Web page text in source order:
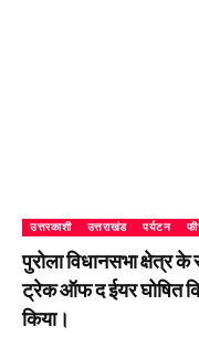
उत्तरकाशी उत्तराखंड पर्यटन
पुरोला विधानसभा क्षेत्र
ट्रेक ऑफ द ईयर घोषित
किया।